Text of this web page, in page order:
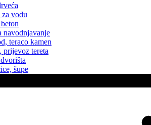
vodu
navodnjavanje
teraco kamen
prijevoz tereta
šupe